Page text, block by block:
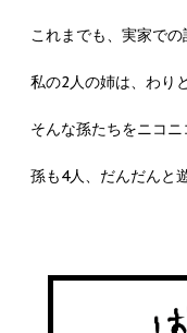
これまでも、実家で
私の2人の姉は、わり
そんな孫たちをニコ
孫も4人、だんだんと